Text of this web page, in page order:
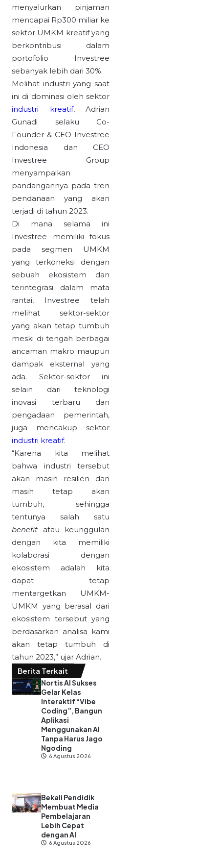
menyalurkan pinjaman
mencapai Rp300 miliar ke
sektor UMKM kreatif yang
berkontribusi dalam
portofolio Investree
sebanyak lebih dari 30%.
Melihat industri yang saat
ini di dominasi oleh sektor
industri kreatif, Adrian
Gunadi selaku Co-
Founder & CEO Investree
Indonesia dan CEO
Investree Group
menyampaikan
pandangannya pada tren
pendanaan yang akan
terjadi di tahun 2023.
Di mana selama ini
Investree memiliki fokus
pada segmen UMKM
yang terkoneksi dengan
sebuah ekosistem dan
terintegrasi dalam mata
rantai, Investree telah
melihat sektor-sektor
yang akan tetap tumbuh
meski di tengah berbagai
ancaman makro maupun
dampak eksternal yang
ada. Sektor-sektor ini
selain dari teknologi
inovasi terbaru dan
pengadaan pemerintah,
juga mencakup sektor
industri kreatif.
“Karena kita melihat
bahwa industri tersebut
akan masih resilien dan
masih tetap akan
tumbuh, sehingga
tentunya salah satu
benefit atau keunggulan
dengan kita memiliki
kolaborasi dengan
ekosistem adalah kita
dapat tetap
mentargetkan UMKM-
UMKM yang berasal dari
ekosistem tersebut yang
berdasarkan analisa kami
akan tetap tumbuh di
tahun 2023,” ujar Adrian.
Berita Terkait
Nortis AI Sukses
Gelar Kelas
Interaktif “Vibe
Coding”, Bangun
Aplikasi
Menggunakan AI
Tanpa Harus Jago
Ngoding
6 Agustus 2026
Bekali Pendidik
Membuat Media
Pembelajaran
Lebih Cepat
dengan AI
6 Agustus 2026